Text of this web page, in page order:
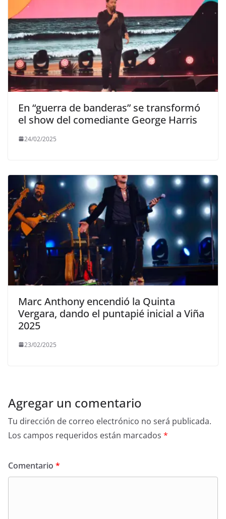
En “guerra de banderas” se transformó
el show del comediante George Harris
24/02/2025
Marc Anthony encendió la Quinta
Vergara, dando el puntapié inicial a Viña
2025
23/02/2025
Agregar un comentario
Tu dirección de correo electrónico no será publicada.
Los campos requeridos están marcados *
Comentario *